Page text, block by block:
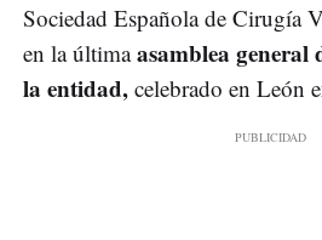
Sociedad Española de Cirugía
en la últimaasamblea general
la entidad, celebrado en León